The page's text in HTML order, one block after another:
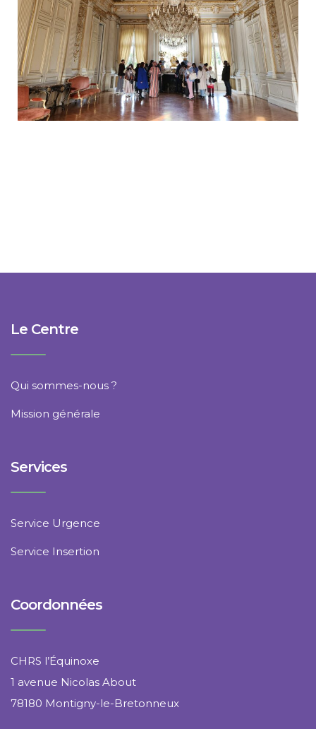
Le Centre
Qui sommes-nous ?
Mission générale
Services
Service Urgence
Service Insertion
Coordonnées
CHRS l’Équinoxe
1 avenue Nicolas About
78180 Montigny-le-Bretonneux